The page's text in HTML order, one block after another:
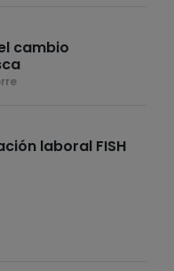
cambio
laboral FISH